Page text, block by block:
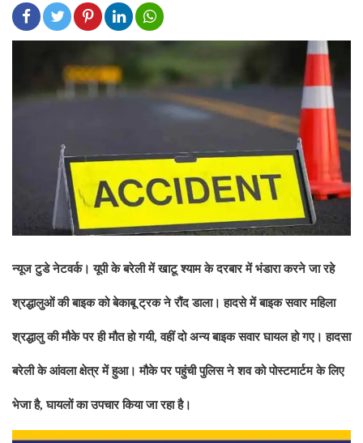
न्‍यूज टुडे नेटवर्क। यूपी के बरेली में खाटू श्‍याम के दरबार में भंडारा करने जा रहे
श्रद्धालुओं की बाइक को बेकाबू ट्रक ने रौंद डाला। हादसे में बाइक सवार महिला
श्रद्धालु की मौके पर ही मौत हो गयी, वहीं दो अन्‍य बाइक सवार घायल हो गए। हादसा
बरेली के आंवला क्षेत्र में हुआ। मौके पर पहुंची पुलिस ने शव को पोस्‍टमार्टम के लिए
भेजा है, घायलों का उपचार किया जा रहा है।